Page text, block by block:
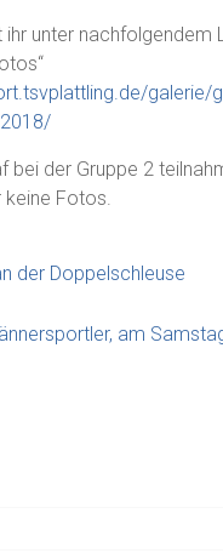
unter nachfolgendem
galerie/
bei der Gruppe 2
keine Fotos.
der Doppelschleuse
am